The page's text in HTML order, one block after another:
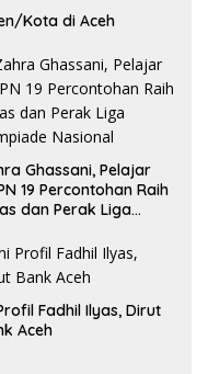
Kota di Aceh
Ghassani, Pelajar
19 Percontohan Raih
dan Perak Liga
Fadhil Ilyas, Dirut
Aceh